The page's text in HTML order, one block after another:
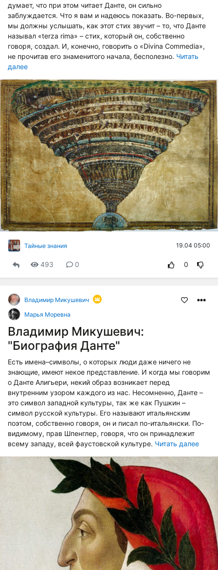
думает, что при этом читает Данте, он сильно
заблуждается. Что я вам и надеюсь показать. Во-первых,
мы должны услышать, как этот стих звучит – то, что Данте
называл «terza rima» – стих, который он, собственно
говоря, создал. И, конечно, говорить о «Divina Commedia»,
не прочитав его знаменитого начала, бесполезно. Читать
далее
Тайные знания 19.04 05:00
493 0 0
Владимир Микушевич
Марья Моревна
Владимир Микушевич:
"Биография Данте"
Есть имена–символы, о которых люди даже ничего не
знающие, имеют некое представление. И когда мы говорим
о Данте Алигьери, некий образ возникает перед
внутренним узором каждого из нас. Несомненно, Данте –
это символ западной культуры, так же как Пушкин –
символ русской культуры. Его называют итальянским
поэтом, собственно говоря, он и писал по-итальянски. По-
видимому, прав Шпенглер, говоря, что он принадлежит
всему западу, всей фаустовской культуре. Читать далее